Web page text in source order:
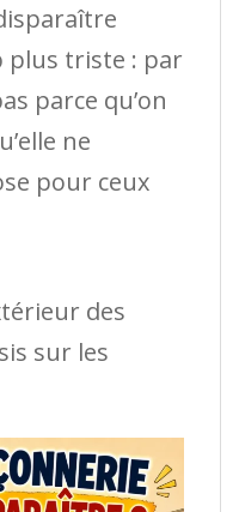
plus triste : par
parce qu’on
ne
pour ceux
des
sur les